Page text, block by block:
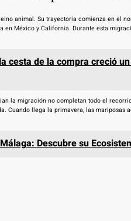
animal. Su trayectoria comienza en el
México y California. Durante esta
cesta de la compra creció
la migración no completan todo el
Cuando llega la primavera, las mariposas
Descubre su